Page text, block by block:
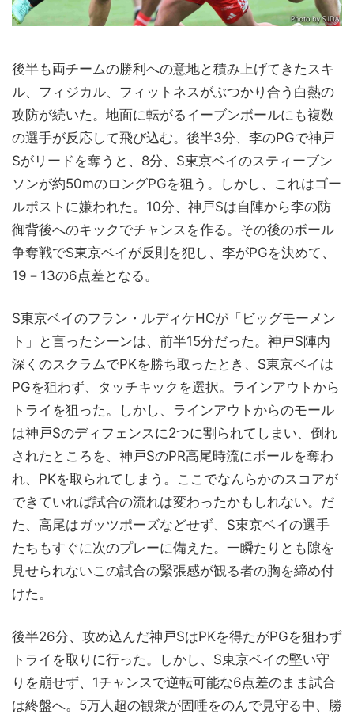
後半も両チームの勝利への意地と積み上げてきたスキ
ル、フィジカル、フィットネスがぶつかり合う白熱の
攻防が続いた。地面に転がるイーブンボールにも複数
の選手が反応して飛び込む。後半3分、李のPGで神戸
Sがリードを奪うと、8分、S東京ベイのスティーブン
ソンが約50mのロングPGを狙う。しかし、これはゴー
ルポストに嫌われた。10分、神戸Sは自陣から李の防
御背後へのキックでチャンスを作る。その後のボール
争奪戦でS東京ベイが反則を犯し、李がPGを決めて、
19－13の6点差となる。
S東京ベイのフラン・ルディケHCが「ビッグモーメン
ト」と言ったシーンは、前半15分だった。神戸S陣内
深くのスクラムでPKを勝ち取ったとき、S東京ベイは
PGを狙わず、タッチキックを選択。ラインアウトから
トライを狙った。しかし、ラインアウトからのモール
は神戸Sのディフェンスに2つに割られてしまい、倒れ
されたところを、神戸SのPR高尾時流にボールを奪わ
れ、PKを取られてしまう。ここでなんらかのスコアが
できていれば試合の流れは変わったかもしれない。だ
た、高尾はガッツポーズなどせず、S東京ベイの選手
たちもすぐに次のプレーに備えた。一瞬たりとも隙を
見せられないこの試合の緊張感が観る者の胸を締め付
けた。
後半26分、攻め込んだ神戸SはPKを得たがPGを狙わず
トライを取りに行った。しかし、S東京ベイの堅い守
りを崩せず、1チャンスで逆転可能な6点差のまま試合
は終盤へ。5万人超の観衆が固唾をのんで見守る中、勝